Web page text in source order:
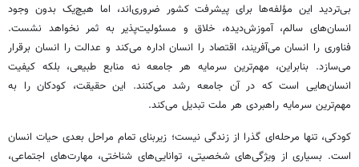
بی‌تردید این مؤلفه‌ها برای پیشرفت کشور ضروری‌اند، اما هیچ‌یک بدون وجود
انسان‌های سالم، آموزش‌دیده، خلاق و مسئولیت‌پذیر به ثمر نخواهد نشست.
فناوری را انسان می‌آفریند، اقتصاد را انسان اداره می‌کند و عدالت را انسان برقرار
می‌سازد. بنابراین، مهم‌ترین سرمایه هر جامعه نه منابع طبیعی، بلکه کیفیت
انسان‌هایی است که در آن جامعه رشد می‌کنند. این حقیقت، کودکان را به
مهم‌ترین سرمایه راهبردی هر ملت تبدیل می‌کند.
کودکی، تنها مرحله‌ای گذرا از زندگی نیست؛ زیربنای تمام مراحل بعدی حیات انسان
است. بسیاری از ویژگی‌های شخصیتی، توانایی‌های شناختی، مهارت‌های اجتماعی،